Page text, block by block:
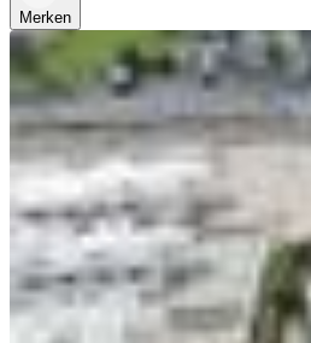
Merken